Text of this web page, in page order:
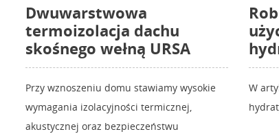
Dwuwarstwowa
termoizolacja dachu
skośnego wełną URSA
Przy wznoszeniu domu stawiamy wysokie
wymagania izolacyjności termicznej,
akustycznej oraz bezpieczeństwu
W